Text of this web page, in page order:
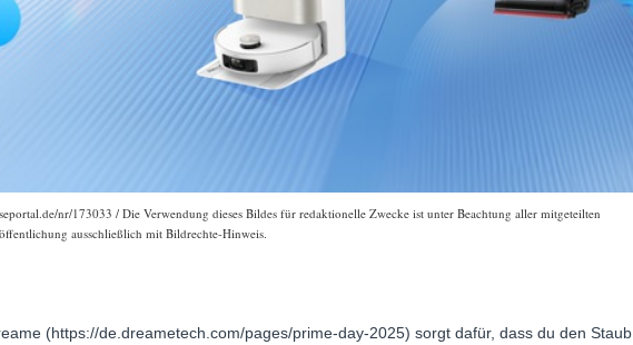
nr/173033 / Die Verwendung dieses Bildes für redaktionelle Zwecke ist unter Beachtung aller mitgeteilten
ausschließlich mit Bildrechte-Hinweis.
(https://de.dreametech.com/pages/prime-day-2025) sorgt dafür, dass du den Staub